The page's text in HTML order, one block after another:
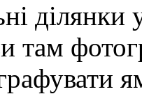
там